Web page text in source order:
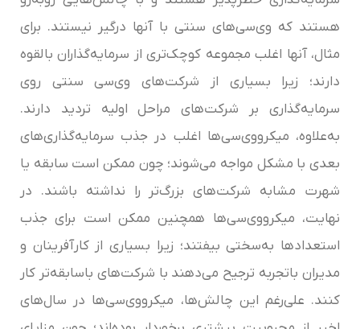
هستند که وی‌سی‌های سنتی با آنها درگیر نیستند. برای
مثال، آنها اغلب مجموعه کوچک‌تری از سرمایه‌گذاران بالقوه
دارند؛ زیرا بسیاری از شرکت‌های وی‌سی سنتی روی
سرمایه‌گذاری بر شرکت‌های مراحل اولیه تردید دارند.
به‌علاوه، میکرو‌وی‌سی‌‌ها اغلب در جذب سرمایه‌گذاری‌های
بعدی با مشکل مواجه می‌شوند؛ چون ممکن است سابقه یا
شهرت مشابه شرکت‌های بزرگ‌تر را نداشته باشند. در
نهایت، میکرو‌وی‌سی‌‌ها همچنین ممکن است برای جذب
استعدادها به‌سختی بیفتند؛ زیرا بسیاری از کارآفرینان و
مدیران باتجربه ترجیح می‌دهند با شرکت‌های باسابقه‌تر کار
کنند. علی‌رغم این چالش‌ها، میکرو‌وی‌سی‌‌ها در سال‌های